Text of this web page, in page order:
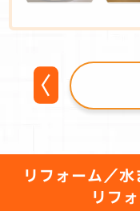
リフォーム／
リフ